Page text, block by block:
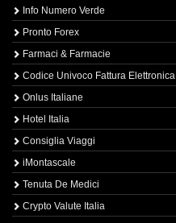
Info Numero Verde
Pronto Forex
Farmaci & Farmacie
Codice Univoco Fattura Elettronica
Onlus Italiane
Hotel Italia
Consiglia Viaggi
iMontascale
Tenuta De Medici
Crypto Valute Italia